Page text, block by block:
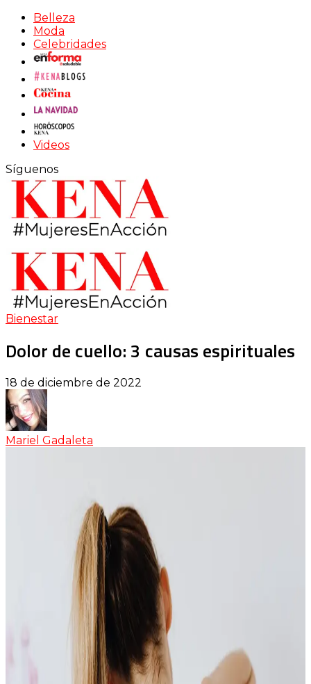
Belleza
Moda
Celebridades
Videos
Síguenos
Bienestar
Dolor de cuello: 3 causas espirituales
18 de diciembre de 2022
Mariel Gadaleta